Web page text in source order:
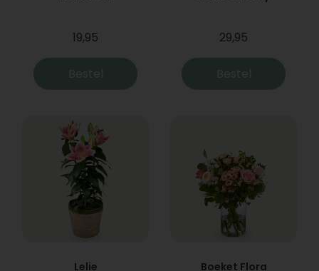
19,95
Bestel
29,95
Bestel
Lelie Boeket Flora